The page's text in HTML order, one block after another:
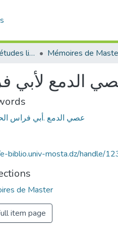
Département des études littéraires et critiques Mémoires de
الدمع لأبي
عصي الدمع .أبي فراس
biblio.univ-mosta.dz/handle/
de Master
item page